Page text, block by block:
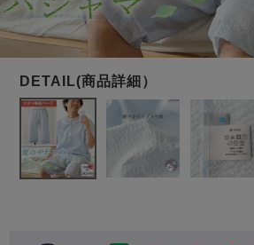
春 夏
ガールズパジャマ
柄物
売れ筋ランキング
- Item Ranking -
すべてのメン
ズ
パジャマ